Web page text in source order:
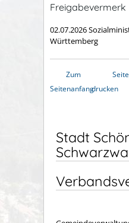
Freigabevermerk
02.07.2026
Württemberg
Zum
Seitenanfang
Seite
drucken
Stadt